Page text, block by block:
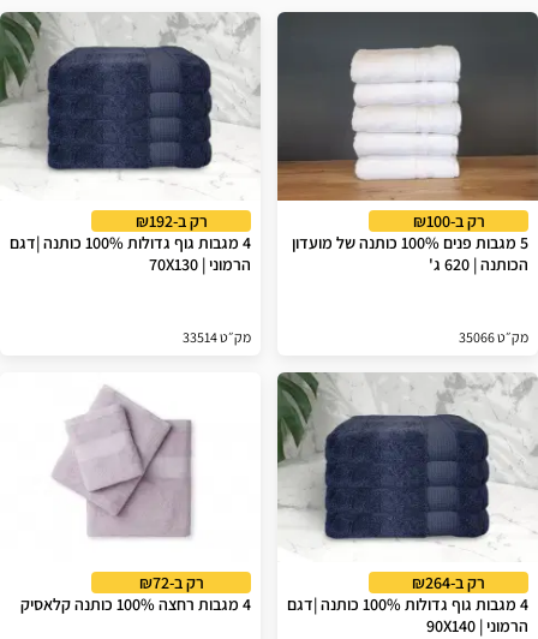
תוצאות
רק ב-₪100
5 מגבות פנים 100% כותנה של מועדון
הכותנה | 620 ג'
מק״ט 35066
רק ב-₪192
4 מגבות גוף גדולות 100% כותנה |דגם
הרמוני | 70X130
מק״ט 33514
רק ב-₪264
4 מגבות גוף גדולות 100% כותנה |דגם
הרמוני | 90X140
רק ב-₪72
4 מגבות רחצה 100% כותנה קלאסיק